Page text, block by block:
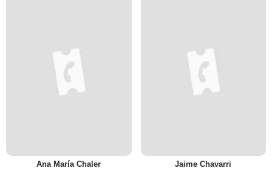
Ana María Chaler Jaime Chavarri